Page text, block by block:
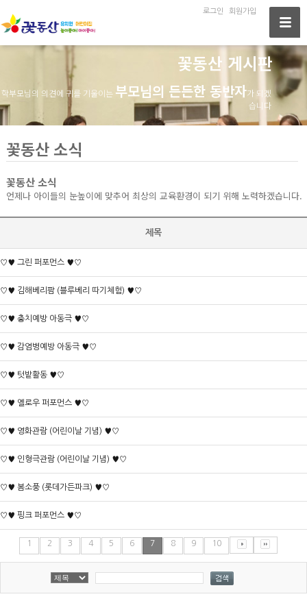
로그인 회원가입
꽃동산 게시판
학부모님의 의견에 귀를 기울이는 부모님의 든든한 동반자가 되겠
습니다
꽃동산 소식
꽃동산 소식
언제나 아이들의 눈높이에 맞추어 최상의 교육환경이 되기 위해 노력하겠습니다.
제목
♡♥ 그린 퍼포먼스 ♥♡
♡♥ 김해베리팜 (블루베리 따기체험) ♥♡
♡♥ 충치예방 아동극 ♥♡
♡♥ 감염병예방 아동극 ♥♡
♡♥ 텃밭활동 ♥♡
♡♥ 옐로우 퍼포먼스 ♥♡
♡♥ 영화관람 (어린이날 기념) ♥♡
♡♥ 인형극관람 (어린이날 기념) ♥♡
♡♥ 봄소풍 (롯데가든파크) ♥♡
♡♥ 핑크 퍼포먼스 ♥♡
1 2 3 4 5 6 7 8 9 10